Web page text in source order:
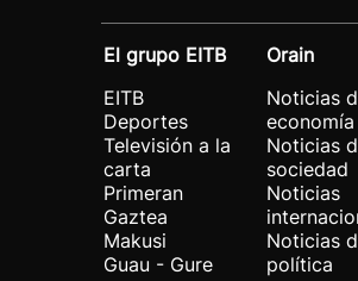
El grupo EITB
EITB
Deportes
Televisión a la
carta
Primeran
Gaztea
Makusi
Guau - Gure
Orain
Noticias
economía
Noticias
sociedad
Noticias
Noticias
política